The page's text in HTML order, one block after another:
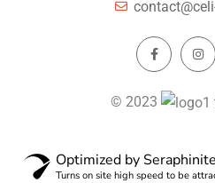
© 2023
Optimized by
Turns on site high speed to be